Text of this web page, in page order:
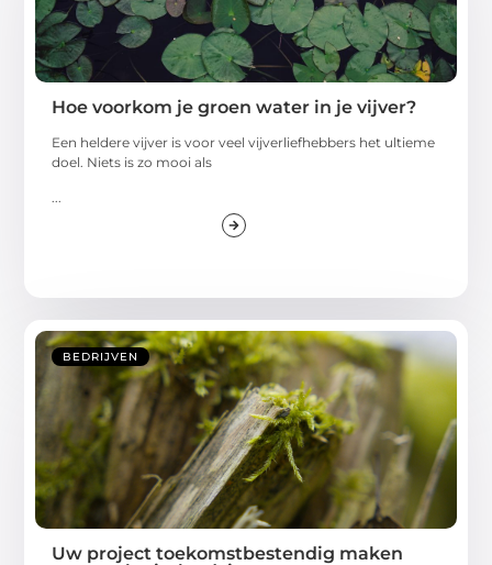
Hoe voorkom je groen water in je vijver?
Een heldere vijver is voor veel vijverliefhebbers het ultieme
doel. Niets is zo mooi als
...
BEDRIJVEN
Uw project toekomstbestendig maken